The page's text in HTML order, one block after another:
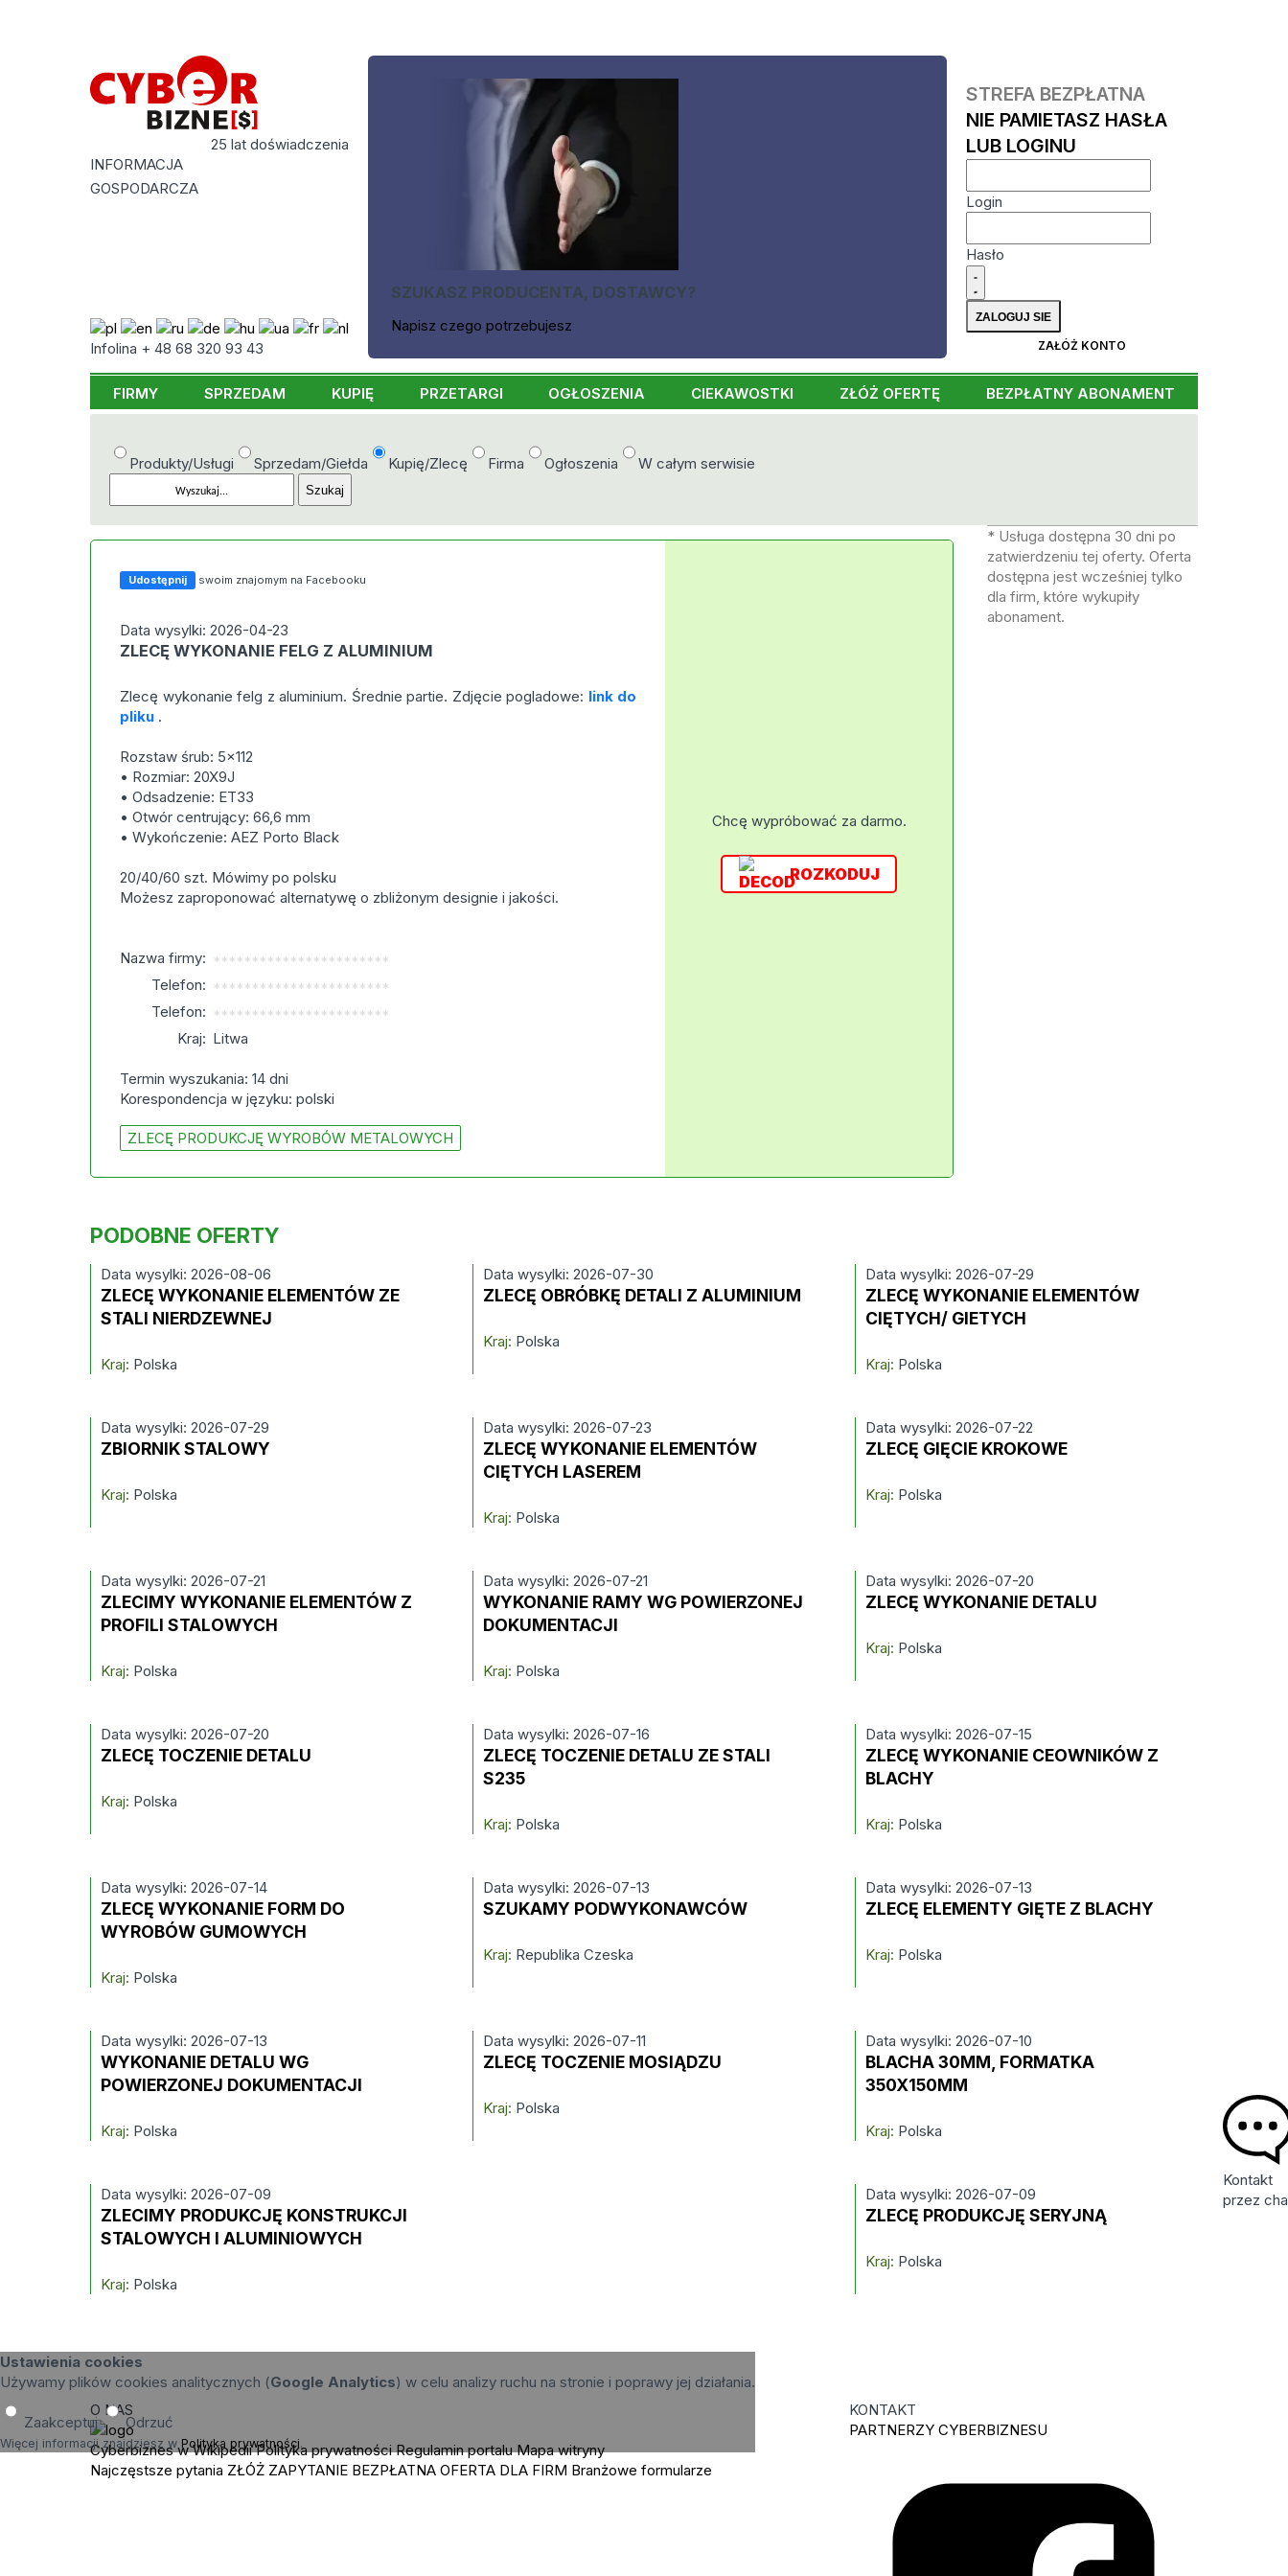
25 lat doświadczenia
INFORMACJA
GOSPODARCZA
Infolina + 48 68 320 93 43
SZUKASZ PRODUCENTA, DOSTAWCY?
Napisz czego potrzebujesz
STREFA BEZPŁATNA
NIE PAMIETASZ HASŁA
LUB LOGINU
Login
Hasło
ZAŁÓŻ KONTO
FIRMY SPRZEDAM KUPIĘ PRZETARGI OGŁOSZENIA CIEKAWOSTKI ZŁÓŻ OFERTĘ BEZPŁATNY ABONAMENT
Produkty/Usługi Sprzedam/Giełda Kupię/Zlecę Firma Ogłoszenia W całym serwisie
Udostępnij swoim znajomym na Facebooku
Data wysylki: 2026-04-23
ZLECĘ WYKONANIE FELG Z ALUMINIUM
Zlecę wykonanie felg z aluminium. Średnie partie. Zdjęcie pogladowe: link do
pliku .
Rozstaw śrub: 5×112
• Rozmiar: 20X9J
• Odsadzenie: ET33
• Otwór centrujący: 66,6 mm
• Wykończenie: AEZ Porto Black
20/40/60 szt. Mówimy po polsku
Możesz zaproponować alternatywę o zbliżonym designie i jakości.
Nazwa firmy: ***********************
Telefon: ***********************
Telefon: ***********************
Kraj: Litwa
Termin wyszukania: 14 dni
Korespondencja w języku: polski
ZLECĘ PRODUKCJĘ WYROBÓW METALOWYCH
Chcę wypróbować za darmo.
ROZKODUJ
* Usługa dostępna 30 dni po
zatwierdzeniu tej oferty. Oferta
dostępna jest wcześniej tylko
dla firm, które wykupiły
abonament.
PODOBNE OFERTY
Data wysylki: 2026-08-06
ZLECĘ WYKONANIE ELEMENTÓW ZE
STALI NIERDZEWNEJ
Kraj: Polska
Data wysylki: 2026-07-30
ZLECĘ OBRÓBKĘ DETALI Z ALUMINIUM
Kraj: Polska
Data wysylki: 2026-07-29
ZLECĘ WYKONANIE ELEMENTÓW
CIĘTYCH/ GIETYCH
Kraj: Polska
Data wysylki: 2026-07-29
ZBIORNIK STALOWY
Kraj: Polska
Data wysylki: 2026-07-23
ZLECĘ WYKONANIE ELEMENTÓW
CIĘTYCH LASEREM
Kraj: Polska
Data wysylki: 2026-07-22
ZLECĘ GIĘCIE KROKOWE
Kraj: Polska
Data wysylki: 2026-07-21
ZLECIMY WYKONANIE ELEMENTÓW Z
PROFILI STALOWYCH
Kraj: Polska
Data wysylki: 2026-07-21
WYKONANIE RAMY WG POWIERZONEJ
DOKUMENTACJI
Kraj: Polska
Data wysylki: 2026-07-20
ZLECĘ WYKONANIE DETALU
Kraj: Polska
Data wysylki: 2026-07-20
ZLECĘ TOCZENIE DETALU
Kraj: Polska
Data wysylki: 2026-07-16
ZLECĘ TOCZENIE DETALU ZE STALI
S235
Kraj: Polska
Data wysylki: 2026-07-15
ZLECĘ WYKONANIE CEOWNIKÓW Z
BLACHY
Kraj: Polska
Data wysylki: 2026-07-14
ZLECĘ WYKONANIE FORM DO
WYROBÓW GUMOWYCH
Kraj: Polska
Data wysylki: 2026-07-13
SZUKAMY PODWYKONAWCÓW
Kraj: Republika Czeska
Data wysylki: 2026-07-13
ZLECĘ ELEMENTY GIĘTE Z BLACHY
Kraj: Polska
Data wysylki: 2026-07-13
WYKONANIE DETALU WG
POWIERZONEJ DOKUMENTACJI
Kraj: Polska
Data wysylki: 2026-07-11
ZLECĘ TOCZENIE MOSIĄDZU
Kraj: Polska
Data wysylki: 2026-07-10
BLACHA 30MM, FORMATKA
350X150MM
Kraj: Polska
Data wysylki: 2026-07-09
ZLECIMY PRODUKCJĘ KONSTRUKCJI
STALOWYCH I ALUMINIOWYCH
Kraj: Polska
Data wysylki: 2026-07-09
ZLECĘ PRODUKCJĘ SERYJNĄ
Kraj: Polska
Kontakt
przez
Ustawienia cookies
Używamy plików cookies analitycznych (Google Analytics) w celu analizy ruchu na stronie i poprawy jej działania.
Zaakceptuj Odrzuć
Więcej informacji znajdziesz w Polityka prywatności.
O NAS
Cyberbiznes w Wikipedii Polityka prywatności Regulamin portalu Mapa witryny
Najczęstsze pytania ZŁÓŻ ZAPYTANIE BEZPŁATNA OFERTA DLA FIRM Branżowe formularze
KONTAKT
PARTNERZY CYBERBIZNESU